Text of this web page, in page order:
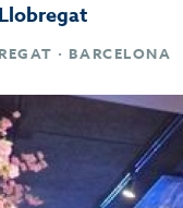
· BARCELONA